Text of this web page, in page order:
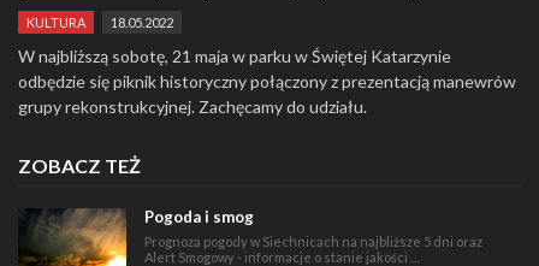
KULTURA 18.05.2022
W najbliższą sobotę, 21 maja w parku w Świętej Katarzynie
odbędzie się piknik historyczny połączony z prezentacją manewrów
grupy rekonstrukcyjnej. Zachęcamy do udziału.
ZOBACZ TEŻ
Pogoda i smog
Prognoza pogody w Siechnicach na najbliższe 5 dni oraz
Alert Smogowy - informacje o stanie jakości …